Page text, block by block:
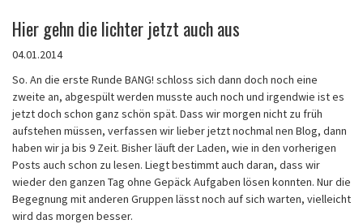
Hier gehn die lichter jetzt auch aus
04.01.2014
So. An die erste Runde BANG! schloss sich dann doch noch eine
zweite an, abgespült werden musste auch noch und irgendwie ist es
jetzt doch schon ganz schön spät. Dass wir morgen nicht zu früh
aufstehen müssen, verfassen wir lieber jetzt nochmal nen Blog, dann
haben wir ja bis 9 Zeit. Bisher läuft der Laden, wie in den vorherigen
Posts auch schon zu lesen. Liegt bestimmt auch daran, dass wir
wieder den ganzen Tag ohne Gepäck Aufgaben lösen konnten. Nur die
Begegnung mit anderen Gruppen lässt noch auf sich warten, vielleicht
wird das morgen besser.